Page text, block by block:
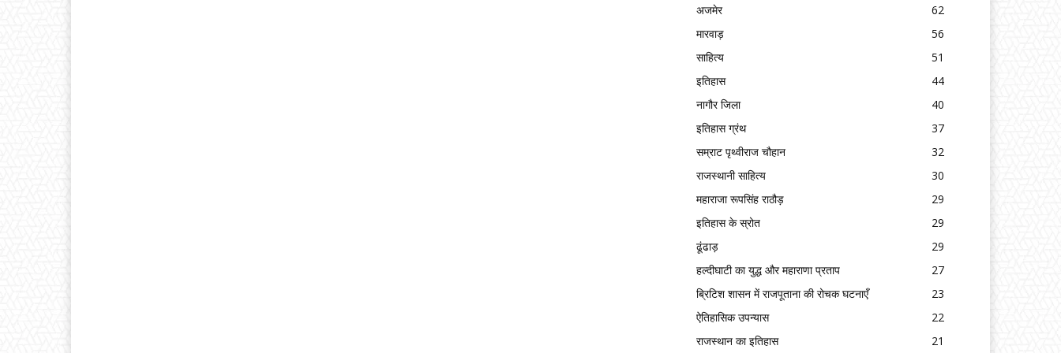
अजमेर
62
मारवाड़
56
साहित्य
51
इतिहास
44
नागौर जिला
40
इतिहास ग्रंथ
37
सम्राट पृथ्वीराज चौहान
32
राजस्थानी साहित्य
30
महाराजा रूपसिंह राठौड़
29
इतिहास के स्रोत
29
ढूंढाड़
29
हल्दीघाटी का युद्ध और महाराणा प्रताप
27
ब्रिटिश शासन में राजपूताना की रोचक घटनाएँ
23
ऐतिहासिक उपन्यास
22
राजस्थान का इतिहास
21